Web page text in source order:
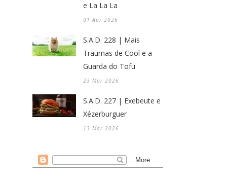
e La La La
01 Apr 2026
S.A.D. 228 | Mais
Traumas de Cool e a
Guarda do Tofu
23 Mar 2026
S.A.D. 227 | Exebeute e
Xézerburguer
13 Mar 2026